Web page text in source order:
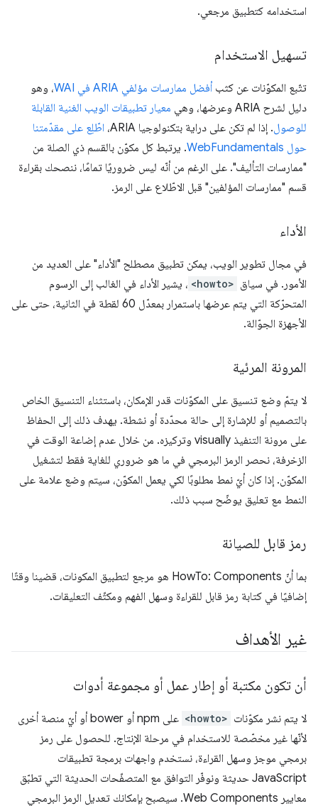
استخدامه كتطبيق مرجعي.
تسهيل الاستخدام
تتّبع المكوّنات عن كثب أفضل ممارسات مؤلفي ARIA في WAI
، وهو
دليل لشرح ARIA وعرضها، وهي
معيار تطبيقات الويب الغنية القابلة
للوصول. إذا لم تكن على دراية بتكنولوجيا ARIA،
اطّلِع على مقدّمتنا
حول WebFundamentals
. يرتبط كل مكوّن بالقسم ذي الصلة من
"ممارسات التأليف". على الرغم من أنّه ليس ضروريًا تمامًا، ننصحك بقراءة
قسم "ممارسات المؤلفين" قبل الاطّلاع على الرمز.
الأداء
في مجال تطوير الويب، يمكن تطبيق مصطلح "الأداء" على العديد من
الأمور. في سياق <howto> ، يشير الأداء في الغالب إلى الرسوم
المتحرّكة التي يتم عرضها باستمرار بمعدّل 60 لقطة في الثانية، حتى على
الأجهزة الجوّالة.
المرونة المرئية
لا يتمّ وضع تنسيق على المكوّنات قدر الإمكان، باستثناء التنسيق الخاص
بالتصميم أو للإشارة إلى حالة محدّدة أو نشطة. يهدف ذلك إلى الحفاظ
على مرونة التنفيذ visually وتركيزه. من خلال عدم إضاعة الوقت في
الزخرفة، نحصر الرمز البرمجي في ما هو ضروري للغاية فقط لتشغيل
المكوّن. إذا كان أيّ نمط مطلوبًا لكي يعمل المكوّن، سيتم وضع علامة على
النمط مع تعليق يوضّح سبب ذلك.
رمز قابل للصيانة
بما أنّ HowTo: Components هو مرجع لتطبيق المكونات، قضينا وقتًا
إضافيًا في كتابة رمز قابل للقراءة وسهل الفهم ومكثّف التعليقات.
غير الأهداف
أن تكون مكتبة أو إطار عمل أو مجموعة أدوات
لا يتم نشر مكوّنات <howto>
على npm أو bower أو أيّ منصة أخرى
لأنّها غير مخصّصة للاستخدام في مرحلة الإنتاج. للحصول على رمز
برمجي موجز وسهل القراءة، نستخدم واجهات برمجة تطبيقات
JavaScript حديثة ونوفّر التوافق مع المتصفّحات الحديثة التي تطبّق
معايير Web Components. سيصبح بإمكانك تعديل الرمز البرمجي